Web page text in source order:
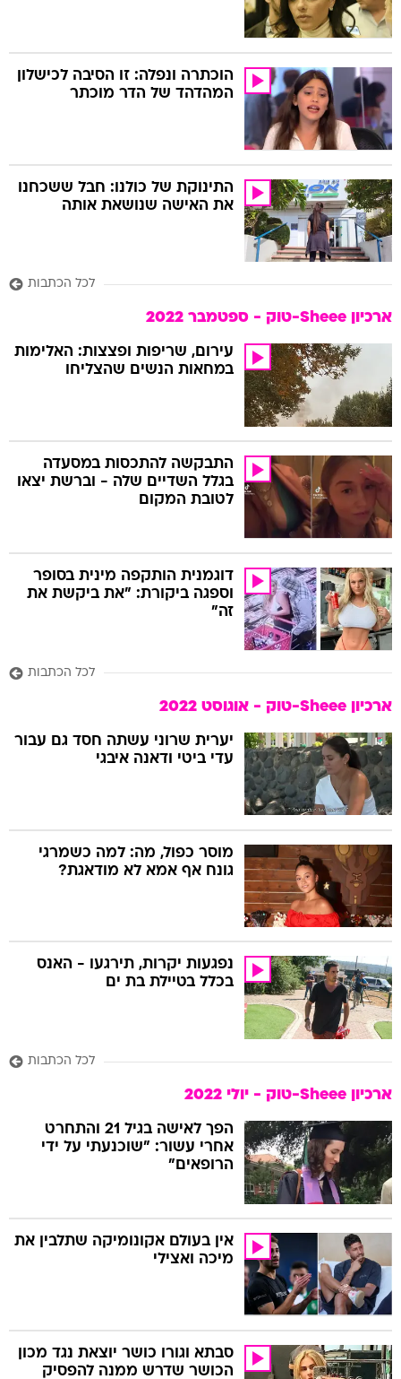
הוכתרה ונפלה: זו הסיבה לכישלון
המהדהד של הדר מוכתר
התינוקת של כולנו: חבל ששכחנו
את האישה שנושאת אותה
לכל הכתבות
ארכיון Sheee-טוק - ספטמבר 2022
עירום, שריפות ופצצות: האלימות
במחאות הנשים שהצליחו
התבקשה להתכסות במסעדה
בגלל השדיים שלה - וברשת יצאו
לטובת המקום
דוגמנית הותקפה מינית בסופר
וספגה ביקורת: "את ביקשת את
זה"
לכל הכתבות
ארכיון Sheee-טוק - אוגוסט 2022
יערית שרוני עשתה חסד גם עבור
עדי ביטי ודאנה איבגי
מוסר כפול, מה: למה כשמרגי
גונח אף אמא לא מודאגת?
נפגעות יקרות, תירגעו - האנס
בכלל בטיילת בת ים
לכל הכתבות
ארכיון Sheee-טוק - יולי 2022
הפך לאישה בגיל 21 והתחרט
אחרי עשור: "שוכנעתי על ידי
הרופאים"
אין בעולם אקונומיקה שתלבין את
מיכה ואצילי
סבתא וגורו כושר יוצאת נגד מכון
הכושר שדרש ממנה להפסיק